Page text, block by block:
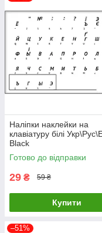
Наліпки наклейки на
клавіатуру білі
Black
Готово до відправки
29 ₴ 59 ₴
Купити
–51%